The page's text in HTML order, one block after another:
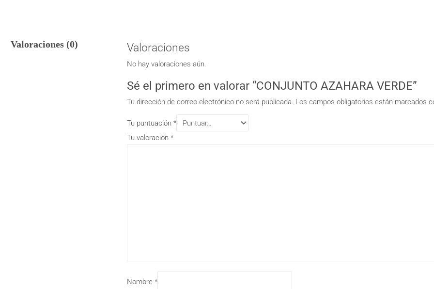
Valoraciones (0) Valoraciones
No hay valoraciones aún.
Sé el primero en valorar “CONJUNTO AZAHARA VERDE”
Tu dirección de correo electrónico no será publicada. Los campos obligatorios están marcados
Tu puntuación *
Tu valoración *
Nombre *